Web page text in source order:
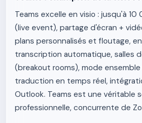
Teams excelle en visio : jusqu'à
(live event), partage d'écran +
plans personnalisés et floutage,
transcription automatique, salles
(breakout rooms), mode
traduction en temps réel,
Outlook. Teams est une véritable
professionnelle, concurrente de